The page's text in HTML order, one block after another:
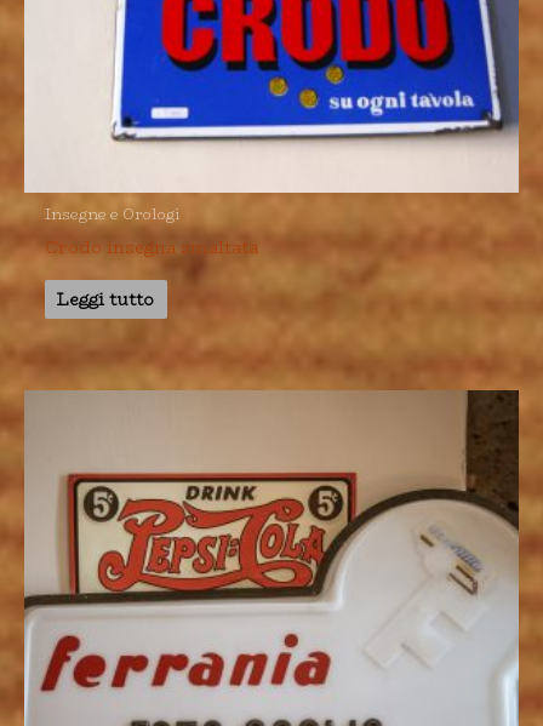
Insegne e Orologi
Crodo insegna smaltata
Leggi tutto